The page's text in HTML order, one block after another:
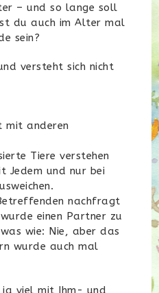
– und so lange soll
du auch im Alter mal
sein?
versteht sich nicht
mit anderen
Tiere verstehen
Jedem und nur bei
nachfragt
einen Partner zu
wie: Nie, aber das
wurde auch mal
ja viel mit Ihm- und